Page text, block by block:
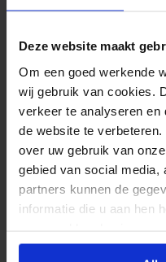
Deze website maakt
Om een goed werkende
wij gebruik van cookies.
verkeer te analyseren en
de website te
over uw gebruik van
gebied van social media,
partners kunnen de
informatie die u aan hen
Kentekenplaathouder
1 stuks 21.5 x 16.5 cm
12,10